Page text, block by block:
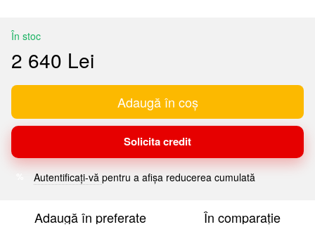
În stoc
2 640 Lei
Adaugă în coș
Solicita credit
Autentificați-vă pentru a afișa reducerea cumulată
Adaugă în preferate În comparație